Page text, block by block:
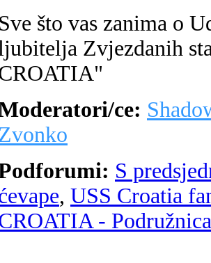
Sve što vas zanima o
Zvjezdanih
ce:
S
, USS Croatia
-